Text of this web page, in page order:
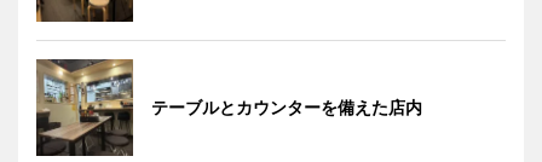
テーブルとカウンターを備えた店内